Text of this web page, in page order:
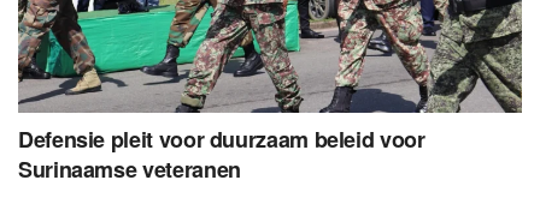
Defensie pleit voor duurzaam beleid voor
Surinaamse veteranen